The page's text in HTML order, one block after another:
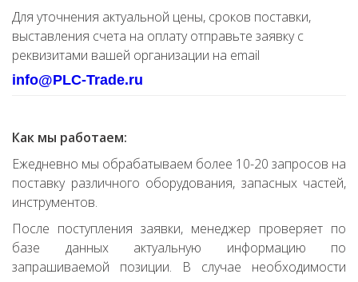
Для уточнения актуальной цены, сроков поставки,
выставления счета на оплату отправьте заявку с
реквизитами вашей организации на email
info@PLC-Trade.ru
Как мы работаем:
Ежедневно мы обрабатываем более 10-20 запросов на
поставку различного оборудования, запасных частей,
инструментов.
После поступления заявки, менеджер проверяет по
базе данных актуальную информацию по
запрашиваемой позиции. В случае необходимости